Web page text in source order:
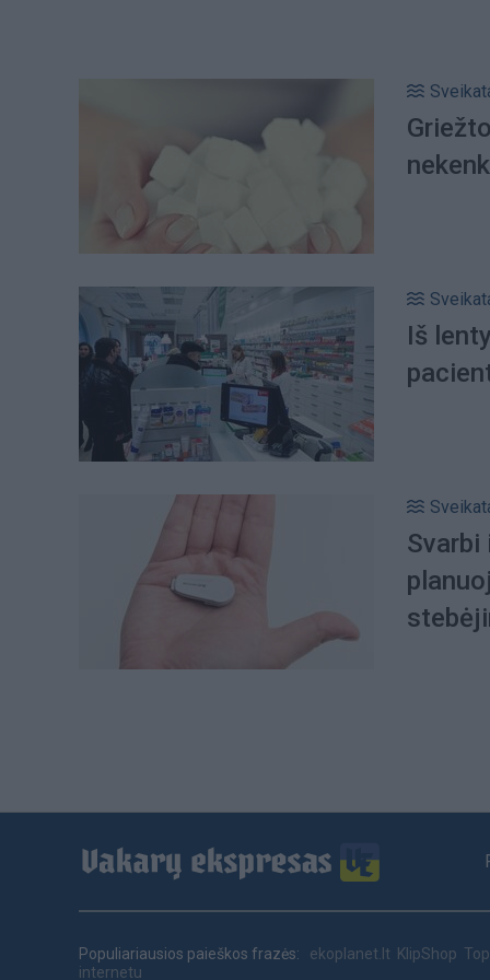
Iš
Populiariausios paieškos frazės: ekoplanet.lt KlipShop
internetu